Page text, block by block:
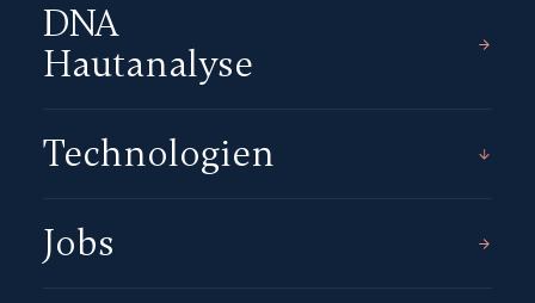
DNA
Hautanalyse
Technologien
Jobs